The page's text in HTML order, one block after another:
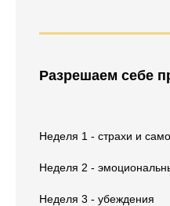
Разрешаем себе
Неделя 1 - страхи и
Неделя 2 -
Неделя 3 - убеждения